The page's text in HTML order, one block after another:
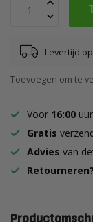
Levertijd
Toevoegen om te
Voor 16:00
Gratis
Advies van
Retourneren?